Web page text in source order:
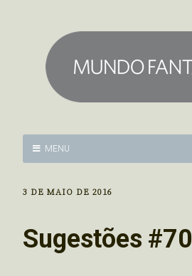
MENU
3 DE MAIO DE 2016
Sugestões #70